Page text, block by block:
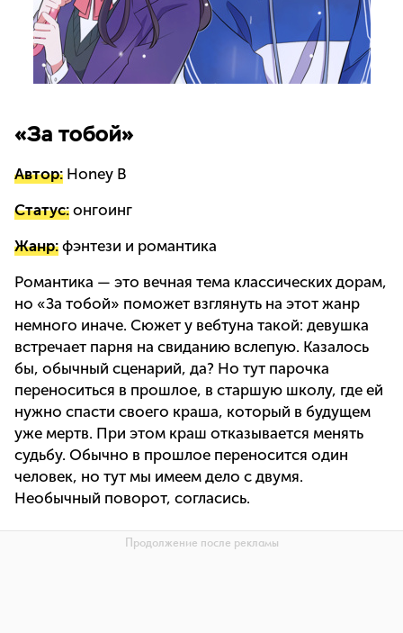
«За тобой»
Автор: Honey B
Статус: онгоинг
Жанр: фэнтези и романтика
Романтика — это вечная тема классических дорам,
но «За тобой» поможет взглянуть на этот жанр
немного иначе. Сюжет у вебтуна такой: девушка
встречает парня на свиданию вслепую. Казалось
бы, обычный сценарий, да? Но тут парочка
переноситься в прошлое, в старшую школу, где ей
нужно спасти своего краша, который в будущем
уже мертв. При этом краш отказывается менять
судьбу. Обычно в прошлое переносится один
человек, но тут мы имеем дело с двумя.
Необычный поворот, согласись.